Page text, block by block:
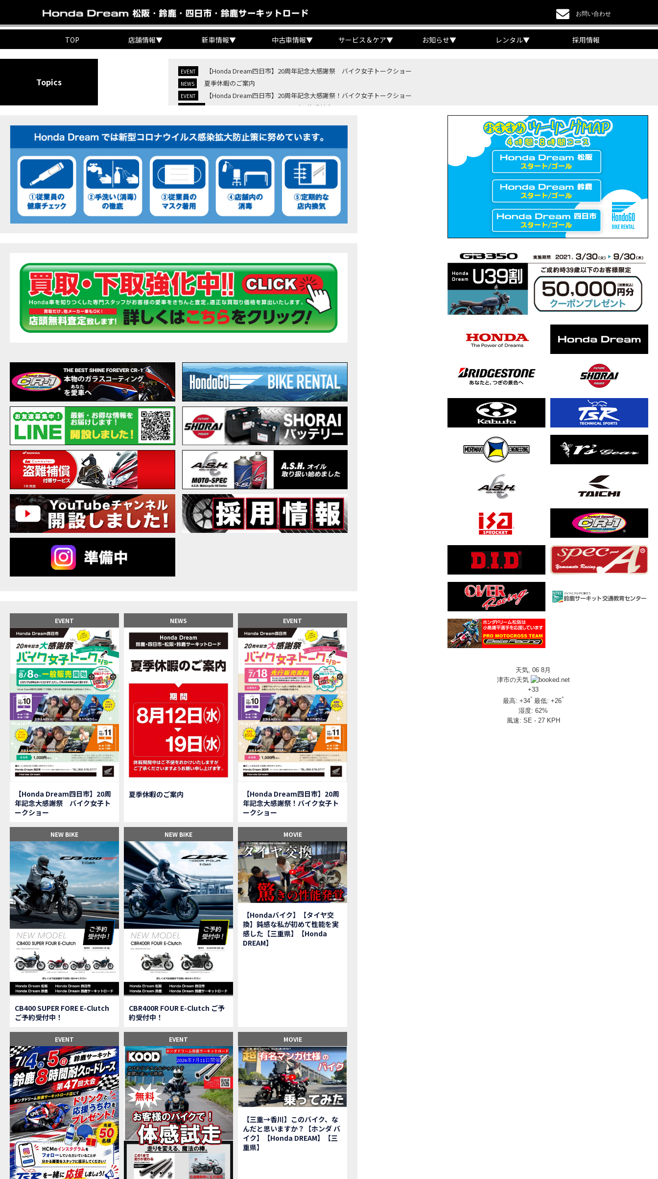
お問い合わせ
TOP 店舗情報▼ 新車情報▼ 中古車情報▼ サービス＆ケア▼ お知らせ▼ レンタル▼ 採用情報
Topics
EVENT 【Honda Dream四日市】20周年記念大感謝祭 バイク女子トークショー
NEWS 夏季休暇のご案内
EVENT 【Honda Dream四日市】20周年記念大感謝祭！バイク女子トークショー
CB400 SUPER FORE E-Clutchご予約受付中！
MOVIE 【Hondaバイク】【タイヤ交換】鈍感な私が初めて性能を実感した【三重県】【Honda DREAM】
7/4・5 鈴鹿８時間耐久ロードレースTSRを一緒に応援しましょう！
EVENT KOOD クロモリアクスルシャフトお客様のバイクで体感試走
MOVIE 【三重→香川】このバイク、なんだと思いますか？【ホンダ バイク】【Honda DREAM】【三重県】
EVENT “コカ・コーラ”鈴鹿８時間耐久ロードレース 第47回大会「TSR応援席プレミアムチケット販売開始！」
MOVIE 【ホンダ バイク】バイクを長持ちさせる洗車を教えてもらった【プロの裏ワザ】
MOVIE 【ホンダ バイク】CRF1100L Africa Twinは女性ライダーでも快適か？四国ツーリング【X-ADVオーナー目線】
MOVIE 【ホンダ バイク】DCTが搭載しているバイクに試乗したんだけどなめてました・・【Rebel 1100 S Edition Dual Clutch Transmission】
MOVIE 【ホンダ バイク】「ボカロ文化」を知ろう ナビゲーションをスキップ 検索 作成 6 アバターの画像 三重県を巡る女性ライダーの4日間！ポケふた全制覇ツーリング Honda CB1000F
EVENT ［三重県下最大級のバイクイベント］2026MIE BIKE FES開催 情報2
EVENT ［三重県下最大級のバイクイベント］2026MIE BIKE FES開催 情報１
CAMPAIGN 免許取得サポートキャンペーン実施中！
EVENT ［三重県下最大級のバイクイベント］2026MIE BIKE FES開催
MOVIE 【ホンダ バイク】【バイク女子】怖くて乗れなかったあの憧れバイク、ついに乗ります！
MOVIE 【ホンダ バイク】CB1000F 4台で三重県ツーリング！梅本まどかさん、MIISAさんと一日笑った【ポケふた】Honda
MOVIE 【ホンダ バイク】【GB350C S】梅本まどかさんと三重県ツーリング満喫しました！ポケふた探し第1弾【モトブログ】
MOVIE 【ホンダドリーム新春初売り特別企画】のご紹介！！
MOVIE こんなことある？！CB1000Fでツーリングイベントに参戦したのだが・・
【新車】CB1000Fで11時間ツーリングした素直なレビュー【モトブログ】Honda CB
MOVIE 【事故寸前】200kmレッカー、そしてさらなる原因が判明し、修理代が膨れ上がった結果
NEW BIKENEWS Dio Lite 新基準原付 販売中！
MOVIE 【バイク女子】高速道路走行中にバイクから異音が。レッカーされる事態になりました…
MOVIE 2025X-ADV 最高の旅バイクで街乗りも最適！ADVが20台でツーリングしました｜Honda ADV160
NEW BIKENEWS CB1000F販売中！！
MOVIE 【バイク女子】ごめんなさい。大切なツーリングでやらかしてしまった…
MOVIE 【バイク女子】下道444kmぶっ通しで走った結果がヤバかった
MOVIE 【バイク女子】最安！三重→東京〇〇〇円で行けちゃった
MOVIE 新型スーパーカブ110レビュー！C125 CT125で女子ツーリング 最高！Honda Super Cub(JA59)
正統派NC750X！大型二輪教習から10年目の素直な感想|Honda NC750X DCT【バイク女子ツーリング】
MOVIE 女が乗るバイクじゃない？低身長女が検証します
MOVIE 【福井1泊ツーリング】バイク女子、仲悪いって本当？
MOVIE 大型ツアラー！Gold Wing Tour 50th ANNIVWRSARYは女性ライダーでもツーリングを楽しめるのか検証してみた｜Honda ゴールドウイング
MOVIE 【Monkey125】初めてモンキー！意外な◯◯へ行って来た【三重ホンダヒート】
NEW BIKE 大型ツアラー「Gold Wing Tour」と特別仕様の 「Gold Wing Tour 50th ANNIVERSARY」を 受注期間限定で発売
MOVIE 【三重県】女性ライダーツーリングを満喫しました｜CB1000HORNET CB750HORNET CB650R E-Clutch
MOVIE 【女子ツーの実態】恥ずかしいけど、暴露しました。
MOVIE オイル交換に行ったつもりが…まさかの大出費！？
NEW BIKE 「CRF250 RALLY」「CRF250 RALLY＜s＞」の カラーリング設定と仕様を一部変更し発売
「CRF250L」「CRF250L＜s＞」のカラーリング設定と 仕様を一部変更し発売
NEW BIKE 軽二輪スーパースポーツモデル「CBR250RR」の カラーバリエーションを変更し発売
MOVIE 【Honda Dream鈴鹿】20周年記念・大感謝祭イベント 大人気バイク女子が大集合・・Honda Dreamさんの人気を探ってきましたスペシャル！！メチャクチャ楽しかったです❤
NEW BIKE PROJECT BIG1 Final Edition CB 1300在庫車あります！
【バイク女子】急遽、愛車とお別れ…ついにあのバイクに乗れた
MOVIE 【バイク女子】オイル交換だけのつもりが、まさかのアレを交換することに！？
【Honda Dream 鈴鹿２０周年記念大感謝祭】 多くの方のご来店ありがとうございました！
【CB650R E-Clutch】X-ADVでDCTに5年乗った私が素直にレビュー｜Honda X-ADV
MOVIE 【カブでアクセル全開】女性ライダーで耐久レース参戦！レースだけじゃないサーキットの楽しみ方|Honda supercub
MOVIE 【新型X-ADV】最初のカスタムはこれ！ガラスコーティングもしちゃいました|Honda X-ADV
MOVIE 【納車】新型X-ADV初走行！3台乗り継いだ私の素直な感想｜DCT クルーズコントロール
三重県下 Honda Dream4店舗にて新春キャンペーンを開催
MOVIE 【速報】2025年モデルHonda X-ADV契約しました！新型のどこが凄いかチェックしてきた！
MOVIE 【女子ツーリング】秋の女子ツーリングin鳥羽・伊勢 【Honda Dream 松阪】
NEW BIKE スーパーカブFinal Edition/HELLP KITTY在庫車あります！
MOVIE 【CBR1000RR-R】スーパースポーツバイクで三重県の新スポットを巡る女子ツーリング|Honda CBR1000RRR Rebel1100 500 250
CAMPAIGN 三重県下 Honda Dreamにてレンタルバイクキャンペーン実施中💫
MOVIE 【アフリカツイン】憧れの大型バイクで1泊2日マスツーリング｜三重県〜静岡県｜Honda CL500 AfricaTwin
MOVIE 【女子ツーリング】穴場スポット満載！三重の美味しいもの・パワースポット！【Honda Dream 松阪】
MOVIE 【CBR600RR】憧れのSSバイクで女子ツーリング|三重県 松阪スタート！Honda Rebel250•500
MOVIE
MOVIE 【鈴鹿サーキット】ホンダモーターサイクリストスクールを体験してきました【バイク女子】
【祝】Honda CL500納車「かなえさんバイク売れました！」連絡があり行ってきました
MOVIE 【ホンダドリーム鈴鹿サーキットロード】オープン当日イベントレポ！
MOVIE 【鈴鹿サーキットに近い！】ホンダドリーム鈴鹿サーキットロードOPEN！ #茉ひる
MOVIE CL500売却！X-ADVオーナーの素直な理由。〇〇で納得の買取してもらいました|Honda X-ADV
MOVIE 【梅本まどかさんコラボ】CIVIC TYPE R♪スタッフオススメの鈴鹿ドライブへ！【後編】
MOVIE 憧れの大型バイク試乗！4輪走行は驚きの…【Honda GoldWing AfricaTwin】試乗会in鈴鹿ツインサーキット
MOVIE 【鈴鹿ツインサーキット】バイク＆クルマ夢のコラボイベント！「HCM２＆４サーキットフェス」レポ
MOVIE 全員初対面！バイク女子6人がツーリング行ったらwww
MOVIE バイク女子6人でツーリング行った結果ww！後編
MOVIE 温泉1泊。いつもソロの女性ライダー、大人のマスツーリングへついていった【三重〜長野•茶臼山高原経由】Honda CL500
MOVIE 【梅本まどかさんコラボ】CIVIC TYPE R♪ スタッフオススメの鈴鹿ドライブへ！【前編】
MOVIE ＨＣＭ２＆４サーキットフェス2023 紹介動画②
MOVIE ＨＣＭ２＆４サーキットフェス2023 紹介動画①
EVENT
【Honda Dream四日市】20周
年記念大感謝祭 バイク女子ト
ークショー
NEWS
夏季休暇のご案内
EVENT
【Honda Dream四日市】20周
年記念大感謝祭！バイク女子ト
ークショー
NEW BIKE
CB400 SUPER FORE E-Clutch
ご予約受付中！
NEW BIKE
CBR400R FOUR E-Clutch ご予
約受付中！
MOVIE
【Hondaバイク】【タイヤ交
換】鈍感な私が初めて性能を実
感した【三重県】【Honda
DREAM】
EVENT EVENT MOVIE
【三重→香川】このバイク、な
んだと思いますか？【ホンダ バ
イク】【Honda DREAM】【三
重県】
天気, 06 8月
津市の天気
+33
最高: +34° 最低: +26°
湿度: 62%
風速: SE - 27 KPH